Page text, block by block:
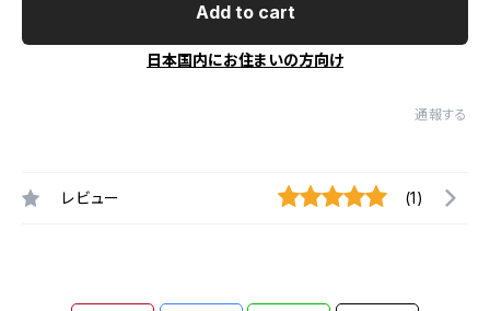
Add to cart
日本国内にお住まいの方向け
通報する
レビュー (1)